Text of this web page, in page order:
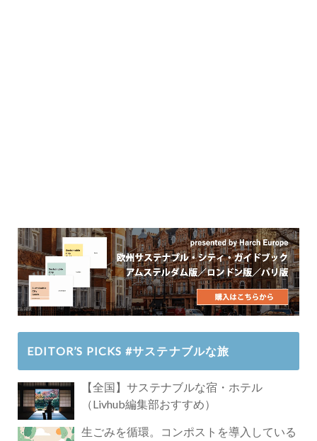
EDITOR’S PICKS #サステナブルな旅
【全国】サステナブルな宿・ホテル
（Livhub編集部おすすめ）
生ごみを循環。コンポストを導入している